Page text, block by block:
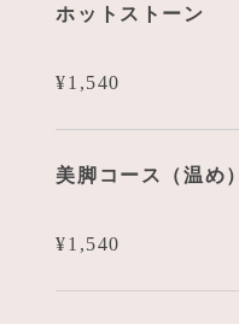
ホットストーン
¥1,540
美脚コース（温め）
¥1,540